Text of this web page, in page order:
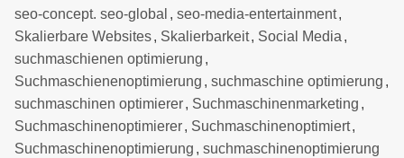
seo-concept. seo-global , seo-media-entertainment,
Skalierbare Websites, Skalierbarkeit, Social Media ,
suchmaschienen optimierung ,
Suchmaschienenoptimierung , suchmaschine optimierung ,
suchmaschinen optimierer, Suchmaschinenmarketing ,
Suchmaschinenoptimierer, Suchmaschinenoptimiert,
Suchmaschinenoptimierung , suchmaschinenoptimierung